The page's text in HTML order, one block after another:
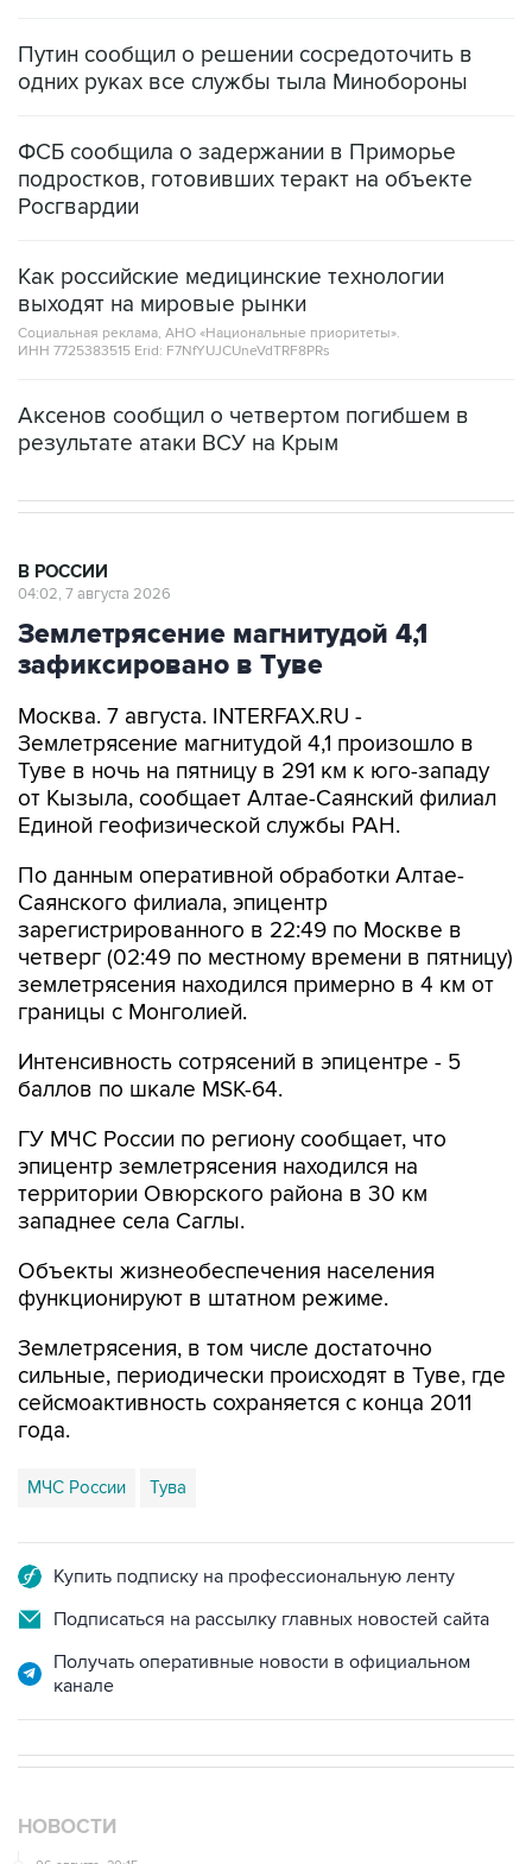
Путин сообщил о решении сосредоточить в
одних руках все службы тыла Минобороны
ФСБ сообщила о задержании в Приморье
подростков, готовивших теракт на объекте
Росгвардии
Как российские медицинские технологии
выходят на мировые рынки
Социальная реклама, АНО «Национальные приоритеты».
ИНН 7725383515 Erid: F7NfYUJCUneVdTRF8PRs
Аксенов сообщил о четвертом погибшем в
результате атаки ВСУ на Крым
В РОССИИ
04:02, 7 августа 2026
Землетрясение магнитудой 4,1
зафиксировано в Туве
Москва. 7 августа. INTERFAX.RU -
Землетрясение магнитудой 4,1 произошло в
Туве в ночь на пятницу в 291 км к юго-западу
от Кызыла, сообщает Алтае-Саянский филиал
Единой геофизической службы РАН.
По данным оперативной обработки Алтае-
Саянского филиала, эпицентр
зарегистрированного в 22:49 по Москве в
четверг (02:49 по местному времени в пятницу)
землетрясения находился примерно в 4 км от
границы с Монголией.
Интенсивность сотрясений в эпицентре - 5
баллов по шкале MSK-64.
ГУ МЧС России по региону сообщает, что
эпицентр землетрясения находился на
территории Овюрского района в 30 км
западнее села Саглы.
Объекты жизнеобеспечения населения
функционируют в штатном режиме.
Землетрясения, в том числе достаточно
сильные, периодически происходят в Туве, где
сейсмоактивность сохраняется с конца 2011
года.
МЧС России Тува
Купить подписку на профессиональную ленту
Подписаться на рассылку главных новостей сайта
Получать оперативные новости в официальном
канале
НОВОСТИ